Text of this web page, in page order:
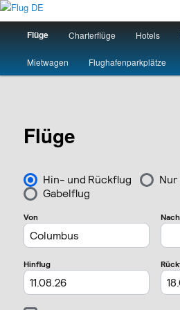
Zum
primären
Flug DE
Hauptmenü
Flüge Charterflüge Hotels
Mietwagen Flughafenparkplätze
Flüge